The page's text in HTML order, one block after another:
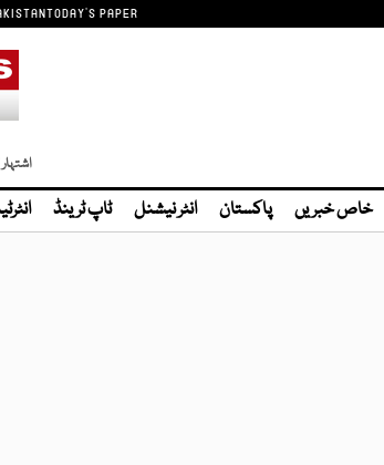
TODAY'S PAPER
خاص خبریں پاکستان انٹر نیشنل ٹاپ ٹرینڈ